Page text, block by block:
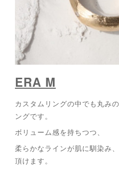
ERA M
カスタムリングの中でも丸み
ングです。
ボリューム感を持ちつつ、
柔らかなラインが肌に馴染み
頂けます。